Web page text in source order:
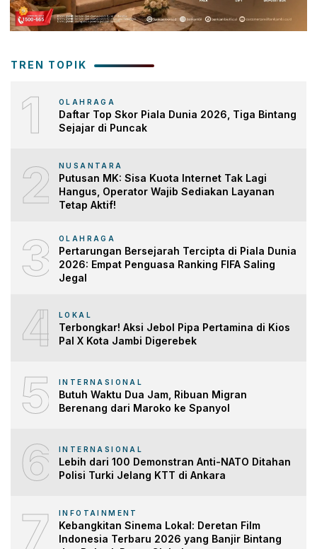
TREN TOPIK
1 OLAHRAGA
Daftar Top Skor Piala Dunia 2026, Tiga Bintang
Sejajar di Puncak
2 NUSANTARA
Putusan MK: Sisa Kuota Internet Tak Lagi
Hangus, Operator Wajib Sediakan Layanan
Tetap Aktif!
3 OLAHRAGA
Pertarungan Bersejarah Tercipta di Piala Dunia
2026: Empat Penguasa Ranking FIFA Saling
Jegal
4 LOKAL
Terbongkar! Aksi Jebol Pipa Pertamina di Kios
Pal X Kota Jambi Digerebek
5 INTERNASIONAL
Butuh Waktu Dua Jam, Ribuan Migran
Berenang dari Maroko ke Spanyol
6 INTERNASIONAL
Lebih dari 100 Demonstran Anti-NATO Ditahan
Polisi Turki Jelang KTT di Ankara
7 INFOTAINMENT
Kebangkitan Sinema Lokal: Deretan Film
Indonesia Terbaru 2026 yang Banjir Bintang